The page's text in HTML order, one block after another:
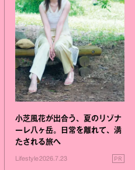
小芝風花が出合う、夏のリゾナ
ーレ八ヶ岳。日常を離れて、満
たされる旅へ
Lifestyle2026.7.23 PR